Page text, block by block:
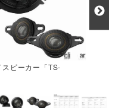
ピーカー「TS-